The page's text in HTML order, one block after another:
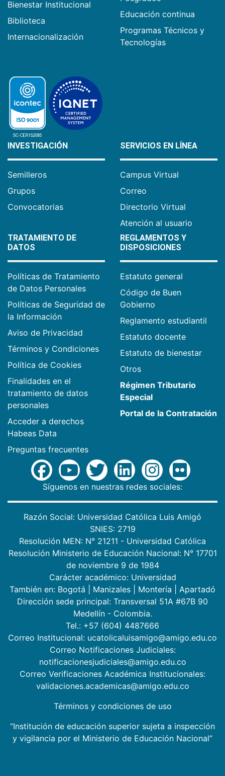
Bienestar Institucional
Biblioteca
Internacionalización
Educación continua
Programas Técnicos y
Tecnologías
INVESTIGACIÓN
Semilleros
Grupos
Convocatorias
SERVICIOS EN LÍNEA
Campus Virtual
Correo
Directorio Virtual
Atención al usuario
TRATAMIENTO DE
DATOS
Políticas de Tratamiento
de Datos Personales
Políticas de Seguridad de
la Información
Aviso de Privacidad
Términos y Condiciones
Política de Cookies
Finalidades en el
tratamiento de datos
personales
Acceder a derechos
Habeas Data
Preguntas frecuentes
REGLAMENTOS Y
DISPOSICIONES
Estatuto general
Código de Buen
Gobierno
Reglamento estudiantil
Estatuto docente
Estatuto de bienestar
Otros
Régimen Tributario
Especial
Portal de la Contratación
Síguenos en nuestras redes sociales:
Razón Social: Universidad Católica Luis Amigó
SNIES: 2719
Resolución MEN: N° 21211 - Universidad Católica
Resolución Ministerio de Educación Nacional: N° 17701
de noviembre 9 de 1984
Carácter académico: Universidad
También en: Bogotá Manizales Montería
Apartadó
Dirección sede principal: Transversal 51A #67B 90
Medellín - Colombia.
Tel.: +57 (604) 4487666
Correo Institucional: ucatolicaluisamigo@amigo.edu.co
Correo Notificaciones Judiciales:
notificacionesjudiciales@amigo.edu.co
Correo Verificaciones Académica Institucionales:
validaciones.academicas@amigo.edu.co
Términos y condiciones de uso
“Institución de educación superior sujeta a inspección
y vigilancia por el Ministerio de Educación Nacional”